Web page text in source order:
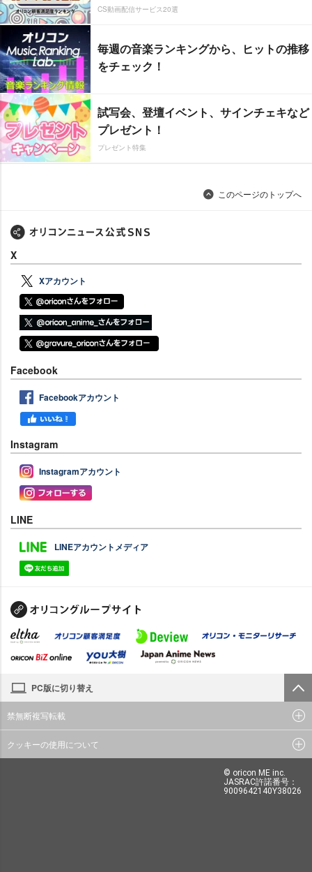
CS動画配信サービス20選
毎週の音楽ランキングから、ヒットの推移
をチェック！
試写会、登壇イベント、サインチェキなど
プレゼント！
プレゼント特集
このページのトップへ
X
Xアカウント
Facebook
Facebookアカウント
Instagram
Instagramアカウント
LINE
LINEアカウントメディア
PC版に切り替え
禁無断複写転載
クッキーの使用について
© oricon ME inc.
JASRAC許諾番号：
9009642140Y38026